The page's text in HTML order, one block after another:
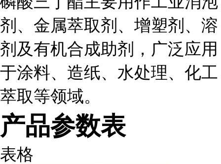
剂、金属萃取剂、增塑剂、溶
剂及有机合成助剂，广泛应用
于涂料、造纸、水处理、化工
萃取等领域。
产品参数表
表格